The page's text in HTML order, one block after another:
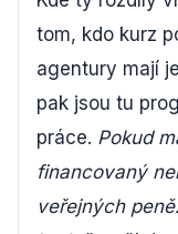
tom, kdo kurz
agentury mají
pak jsou tu
práce. Pokud
financovaný
veřejných